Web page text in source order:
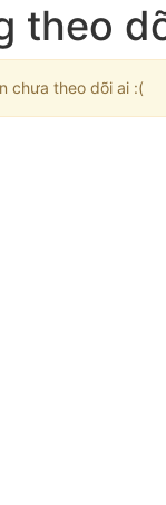
theo
chưa theo dõi ai :(